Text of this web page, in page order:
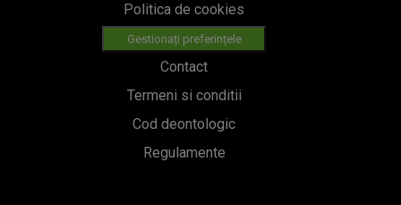
Politica de cookies
Gestionați preferințele
Contact
Termeni si conditii
Cod deontologic
Regulamente